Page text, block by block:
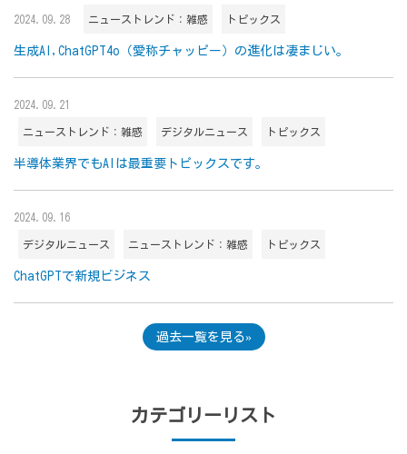
2024.09.28 ニューストレンド：雑感 トピックス
生成AI,ChatGPT4o（愛称チャッピー）の進化は凄まじい。
2024.09.21
ニューストレンド：雑感 デジタルニュース トピックス
半導体業界でもAIは最重要トピックスです。
2024.09.16
デジタルニュース ニューストレンド：雑感 トピックス
ChatGPTで新規ビジネス
過去一覧を見る
カテゴリーリスト